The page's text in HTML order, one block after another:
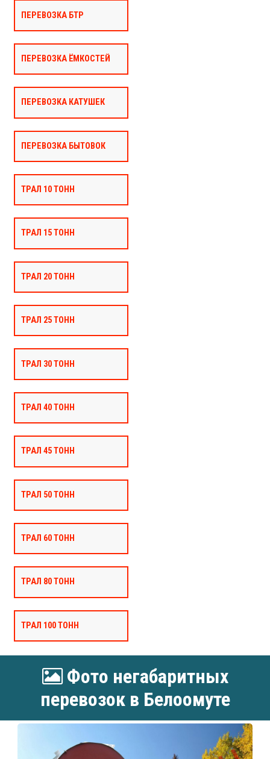
ПЕРЕВОЗКА БТР
ПЕРЕВОЗКА ЁМКОСТЕЙ
ПЕРЕВОЗКА КАТУШЕК
ПЕРЕВОЗКА БЫТОВОК
ТРАЛ 10 ТОНН
ТРАЛ 15 ТОНН
ТРАЛ 20 ТОНН
ТРАЛ 25 ТОНН
ТРАЛ 30 ТОНН
ТРАЛ 40 ТОНН
ТРАЛ 45 ТОНН
ТРАЛ 50 ТОНН
ТРАЛ 60 ТОНН
ТРАЛ 80 ТОНН
ТРАЛ 100 ТОНН
Фото негабаритных
перевозок в Белоомуте